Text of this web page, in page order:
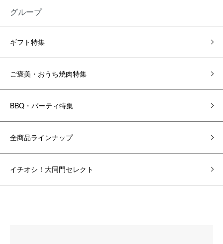
グループ
ギフト特集
ご褒美・おうち焼肉特集
BBQ・パーティ特集
全商品ラインナップ
イチオシ！大同門セレクト